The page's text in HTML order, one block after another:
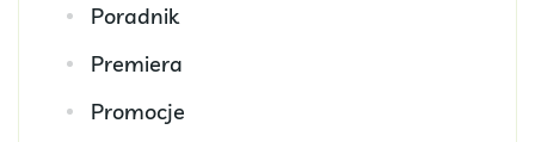
Poradnik
Premiera
Promocje